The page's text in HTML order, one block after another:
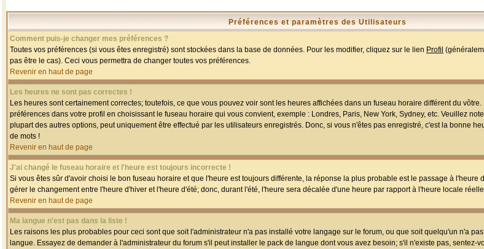
Préférences et paramètres des Utilisateurs
Comment puis-je changer mes préférences ?
Toutes vos préférences (si vous êtes enregistré) sont stockées dans la base de données. Pour les modifier, cliquez sur le lien Profil
pas être le cas). Ceci vous permettra de changer toutes vos préférences.
Revenir en haut de page
Les heures ne sont pas correctes !
Les heures sont certainement correctes; toutefois, ce que vous pouvez voir sont les heures affichées dans un fuseau horaire différent du
préférences dans votre profil en choisissant le fuseau horaire qui vous convient, exemple : Londres, Paris, New York, Sydney, etc. Veuillez
plupart des autres options, peut uniquement être effectué par les utilisateurs enregistrés. Donc, si vous n'êtes pas enregistré, c'est la bonne
de mots !
Revenir en haut de page
J'ai changé le fuseau horaire et l'heure est toujours incorrecte !
Si vous êtes sûr d'avoir choisi le bon fuseau horaire et que l'heure est toujours différente, la réponse la plus probable est le passage à l'heure
gérer le changement entre l'heure d'hiver et l'heure d'été; donc, durant l'été, l'heure sera décalée d'une heure par rapport à l'heure locale
Revenir en haut de page
Ma langue n'est pas dans la liste !
Les raisons les plus probables pour ceci sont que soit l'administrateur n'a pas installé votre langage sur le forum, ou que soit quelqu'un n'a
langue. Essayez de demander à l'administrateur du forum s'il peut installer le pack de langue dont vous avez besoin; s'il n'existe pas, sentez-